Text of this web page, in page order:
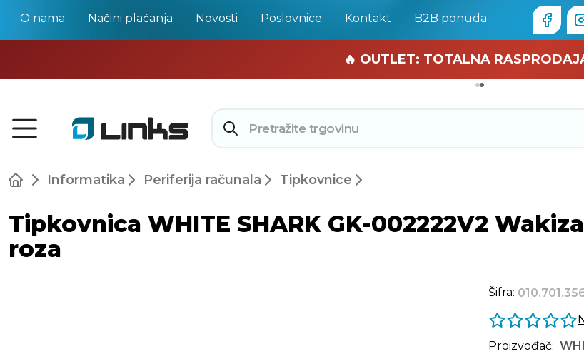
O nama Načini plaćanja Novosti Poslovnice Kontakt B2B ponuda
🏄 Zaslužuješ odmor —❯
🔥 OUTLET: TOTALNA
Informatika Periferija računala Tipkovnice
Tipkovnica WHITE SHARK GK-002222V2
roza
Šifra:
Proizvođač: